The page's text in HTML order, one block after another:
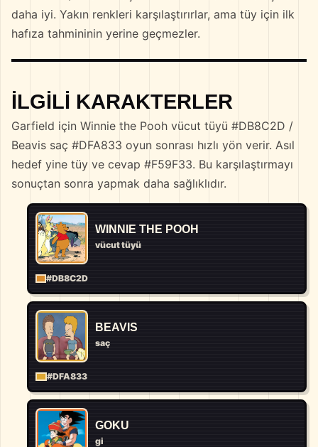
daha iyi. Yakın renkleri karşılaştırırlar, ama tüy için ilk
hafıza tahmininin yerine geçmezler.
İLGILI KARAKTERLER
Garfield için Winnie the Pooh vücut tüyü #DB8C2D /
Beavis saç #DFA833 oyun sonrası hızlı yön verir. Asıl
hedef yine tüy ve cevap #F59F33. Bu karşılaştırmayı
sonuçtan sonra yapmak daha sağlıklıdır.
WINNIE THE POOH
vücut tüyü
#DB8C2D
BEAVIS
saç
#DFA833
GOKU
gi